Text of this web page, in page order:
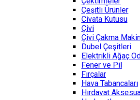
Çeşitli Ürünler
Civata Kutusu
Çivi
Çivi Çakma
Dubel Çeşitleri
Elektrikli Ağaç
Fener ve Pil
Fırçalar
Hava Tabancaları
Hırdavat